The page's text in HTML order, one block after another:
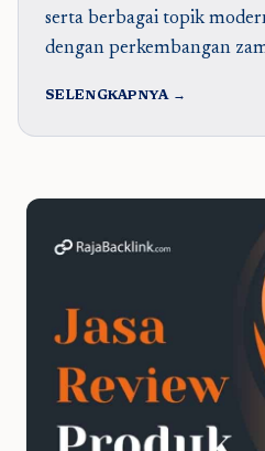
serta berbagai topik
dengan perkembangan
SELENGKAPNYA →